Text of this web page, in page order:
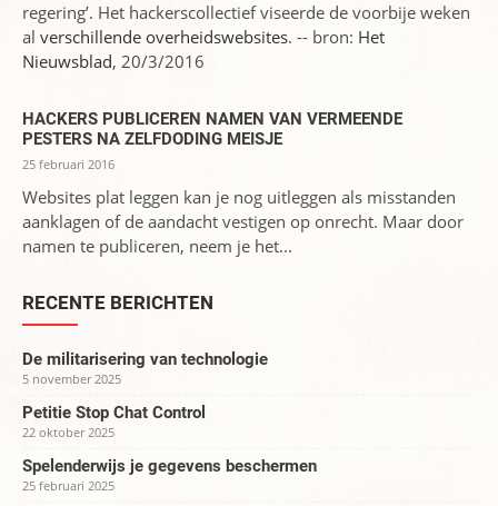
regering’. Het hackerscollectief viseerde de voorbije weken
al verschillende overheidswebsites. -- bron: Het
Nieuwsblad, 20/3/2016
HACKERS PUBLICEREN NAMEN VAN VERMEENDE
PESTERS NA ZELFDODING MEISJE
25 februari 2016
Websites plat leggen kan je nog uitleggen als misstanden
aanklagen of de aandacht vestigen op onrecht. Maar door
namen te publiceren, neem je het...
RECENTE BERICHTEN
De militarisering van technologie
5 november 2025
Petitie Stop Chat Control
22 oktober 2025
Spelenderwijs je gegevens beschermen
25 februari 2025